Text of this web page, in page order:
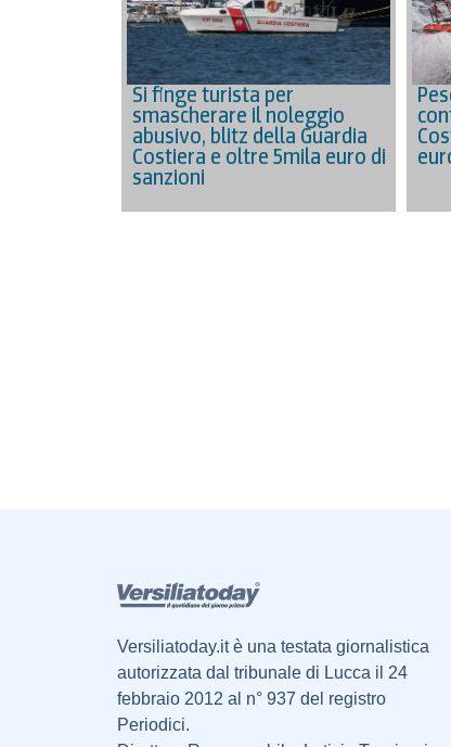
Si finge turista per
smascherare il noleggio
abusivo, blitz della Guardia
Costiera e oltre 5mila euro di
sanzioni
Versiliatoday.it è una testata giornalistica
autorizzata dal tribunale di Lucca il 24
febbraio 2012 al n° 937 del registro
Periodici.